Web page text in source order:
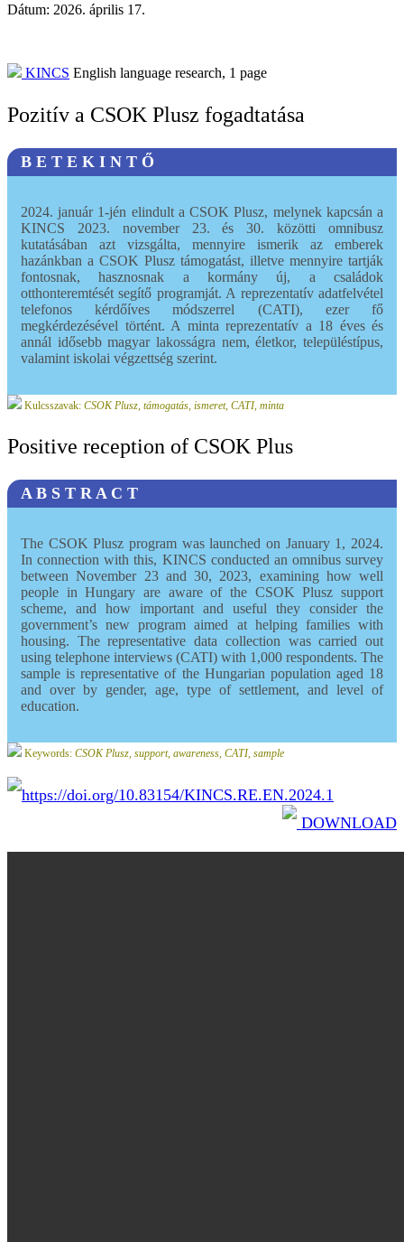
Dátum: 2026. április 17.
KINCS English language research, 1 page
Pozitív a CSOK Plusz fogadtatása
B E T E K I N T Ő
2024. január 1-jén elindult a CSOK Plusz, melynek kapcsán a
KINCS 2023. november 23. és 30. közötti omnibusz
kutatásában azt vizsgálta, mennyire ismerik az emberek
hazánkban a CSOK Plusz támogatást, illetve mennyire tartják
fontosnak, hasznosnak a kormány új, a családok
otthonteremtését segítő programját. A reprezentatív adatfelvétel
telefonos kérdőíves módszerrel (CATI), ezer fő
megkérdezésével történt. A minta reprezentatív a 18 éves és
annál idősebb magyar lakosságra nem, életkor, településtípus,
valamint iskolai végzettség szerint.
Kulcsszavak: CSOK Plusz, támogatás, ismeret, CATI, minta
Positive reception of CSOK Plus
A B S T R A C T
The CSOK Plusz program was launched on January 1, 2024.
In connection with this, KINCS conducted an omnibus survey
between November 23 and 30, 2023, examining how well
people in Hungary are aware of the CSOK Plusz support
scheme, and how important and useful they consider the
government’s new program aimed at helping families with
housing. The representative data collection was carried out
using telephone interviews (CATI) with 1,000 respondents. The
sample is representative of the Hungarian population aged 18
and over by gender, age, type of settlement, and level of
education.
Keywords: CSOK Plusz, support, awareness, CATI, sample
https://doi.org/10.83154/KINCS.RE.EN.2024.1
DOWNLOAD